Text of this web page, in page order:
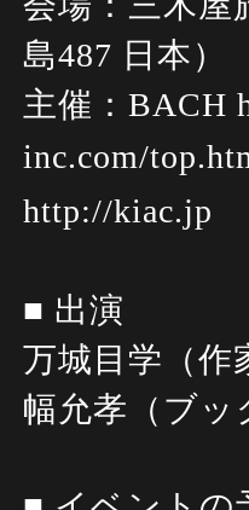
島487 日本）
主催：BACH
inc.com/
http://kiac.jp
■ 出演
万城目学（作
幅允孝（ブッ